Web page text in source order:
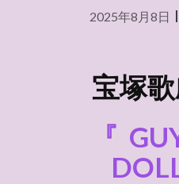
2025年8月8日
宝塚
『